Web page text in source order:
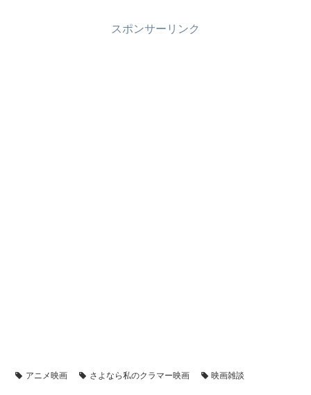
スポンサーリンク
アニメ映画 さよなら私のクラマー映画 映画雑談